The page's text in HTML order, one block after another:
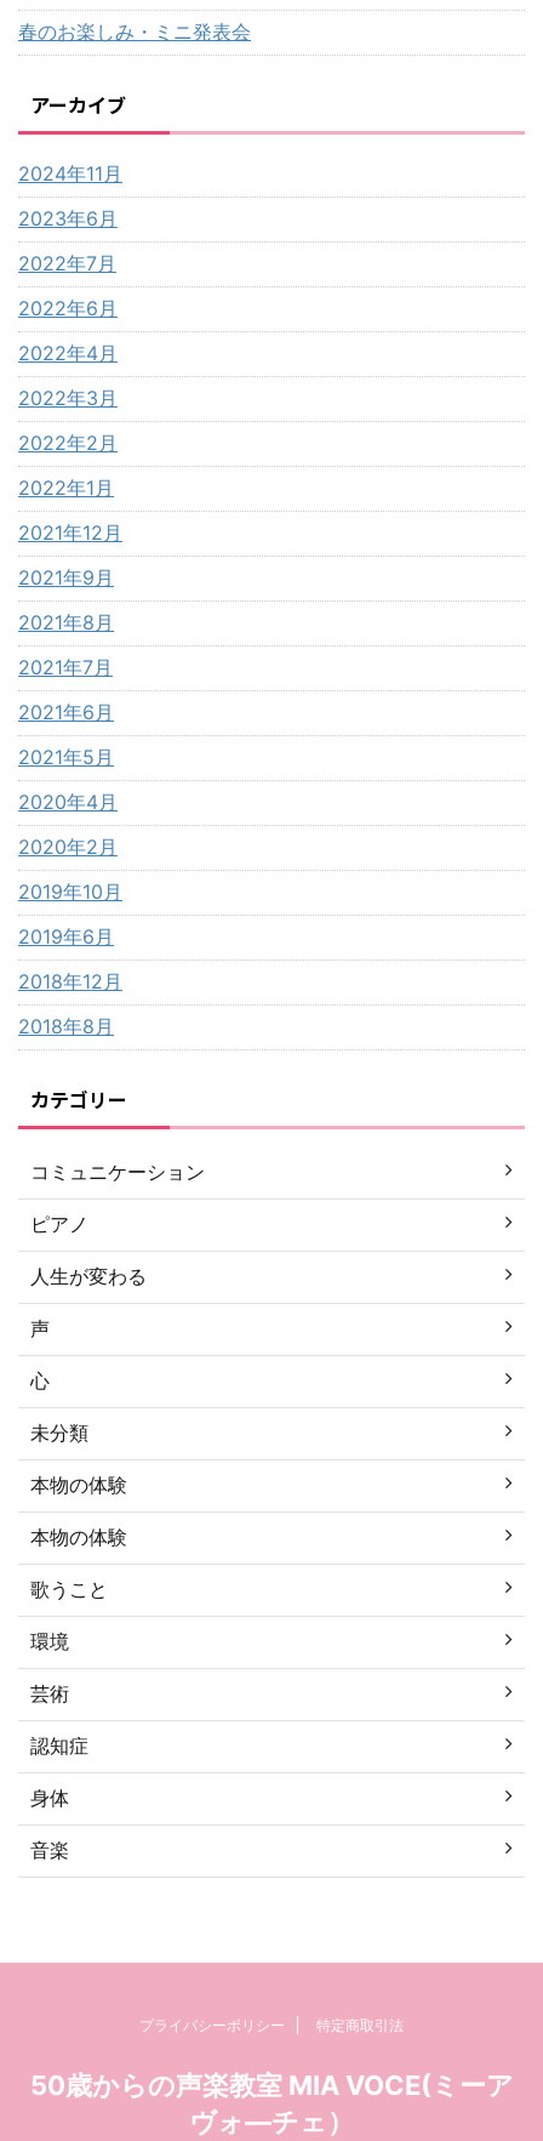
春のお楽しみ・ミニ発表会
アーカイブ
2024年11月
2023年6月
2022年7月
2022年6月
2022年4月
2022年3月
2022年2月
2022年1月
2021年12月
2021年9月
2021年8月
2021年7月
2021年6月
2021年5月
2020年4月
2020年2月
2019年10月
2019年6月
2018年12月
2018年8月
カテゴリー
コミュニケーション
ピアノ
人生が変わる
声
心
未分類
本物の体験
本物の体験
歌うこと
環境
芸術
認知症
身体
音楽
プライバシーポリシー 特定商取引法
50歳からの声楽教室 MIA VOCE(ミーア
ヴォ―チェ）